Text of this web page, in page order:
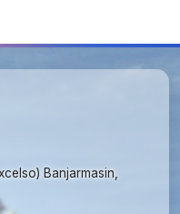
Banjarmasin,